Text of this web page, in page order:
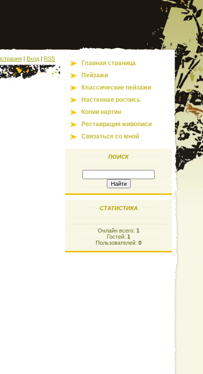
| Вход | RSS
Главная страница
Пейзажи
Классические пейзажи
Настенная роспись
Копии картин
Реставрация живописи
Связаться со мной
ПОИСК
СТАТИСТИКА
Онлайн всего: 1
Гостей: 1
Пользователей: 0